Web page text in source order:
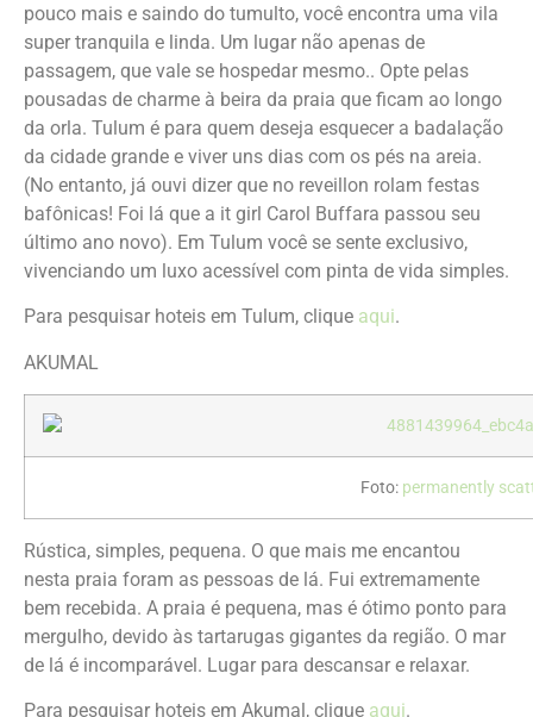
pouco mais e saindo do tumulto, você encontra uma vila
super tranquila e linda. Um lugar não apenas de
passagem, que vale se hospedar mesmo.. Opte pelas
pousadas de charme à beira da praia que ficam ao longo
da orla. Tulum é para quem deseja esquecer a badalação
da cidade grande e viver uns dias com os pés na areia.
(No entanto, já ouvi dizer que no reveillon rolam festas
bafônicas! Foi lá que a it girl Carol Buffara passou seu
último ano novo). Em Tulum você se sente exclusivo,
vivenciando um luxo acessível com pinta de vida simples.
Para pesquisar hoteis em Tulum, clique aqui.
AKUMAL
Foto: permanently
Rústica, simples, pequena. O que mais me encantou
nesta praia foram as pessoas de lá. Fui extremamente
bem recebida. A praia é pequena, mas é ótimo ponto para
mergulho, devido às tartarugas gigantes da região. O mar
de lá é incomparável. Lugar para descansar e relaxar.
Para pesquisar hoteis em Akumal, clique aqui.